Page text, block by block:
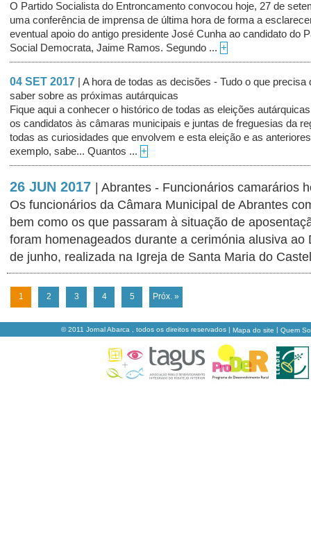
O Partido Socialista do Entroncamento convocou hoje, 27 de
uma conferência de imprensa de última hora de forma a
eventual apoio do antigo presidente José Cunha ao candidato do
Social Democrata, Jaime Ramos. Segundo ... +
04 SET 2017
| A hora de todas as decisões - Tudo o que precisa
saber sobre as próximas autárquicas
Fique aqui a conhecer o histórico de todas as eleições
os candidatos às câmaras municipais e juntas de freguesias da
todas as curiosidades que envolvem e esta eleição e as
exemplo, sabe... Quantos ... +
26 JUN 2017
| Abrantes - Funcionários camarários
Os funcionários da Câmara Municipal de Abrantes
bem como os que passaram à situação de
foram homenageados durante a cerimónia alusiva ao
de junho, realizada na Igreja de Santa Maria do
1 2 3 4 5 Próx. »
© 2011 Jornal Abarca , todos os direitos reservados | Mapa do site | Quem